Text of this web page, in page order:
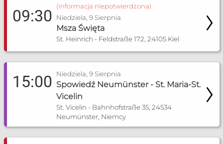
Zakres pomocy:
Poradnia dla narzeczonych
Poradnia rozpoznawania płodności
Poradnia małżeńska
+49 4322 6981504
info@pmk-nms-iz.de
Więcej informacji
09:30
(Informacja niepotwierdzona)
Niedziela, 9 Sierpnia
Msza Święta
St. Heinrich - Feldstraße 172, 24105 Kiel
15:00 Niedziela, 9 Sierpnia
Spowiedź Neumünster - St. Maria-St.
Vicelin
St. Vicelin - Bahnhofstraße 35, 24534
Neumünster, Niemcy